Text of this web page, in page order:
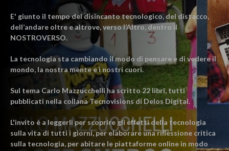
E' giunto il tempo del disincanto tecnologico, del distacco,
dell’andare oltre e altrove, verso l’Altro, dentro il
NOSTROVERSO.
La tecnologia sta cambiando il modo di pensare e di vedere il
mondo, la nostra mente e i nostri cuori.
Sul tema Carlo Mazzucchelli ha scritto 22 libri, tutti
pubblicati nella collana Tecnovisions di Delos Digital.
L'invito è a leggerli per scoprire gli effetti della tecnologia
sulla vita di tutti i giorni, per elaborare una riflessione critica
sulla tecnologia, per abitare le piattaforme online in modo